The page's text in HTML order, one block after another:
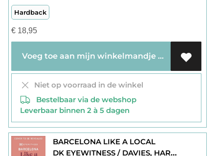
Hardback
€18,95
Voeg toe aan mijn winkelmandje
Niet op voorraad in de winkel
Bestelbaar via de webshop
Leverbaar binnen 2 à 5 dagen
BARCELONA LIKE A LOCAL
DK EYEWITNESS / DAVIES, HARRI / MARTINEZ, TERESA MARIA GOTTEIN / LAMPON-MASTERS,